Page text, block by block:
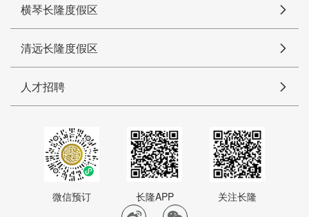
横琴长隆度假区
清远长隆度假区
人才招聘
微信预订 长隆APP 关注长隆